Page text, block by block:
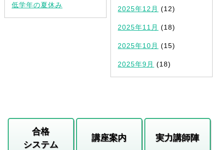
低学年の夏休み
2025年12月 (12)
2025年11月 (18)
2025年10月 (15)
2025年9月 (18)
合格
システム
講座案内 実力講師陣